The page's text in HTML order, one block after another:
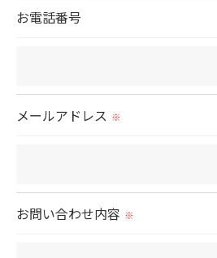
当社では、利用目的の達成に必
お電話番号
メールアドレス ※
お問い合わせ内容 ※